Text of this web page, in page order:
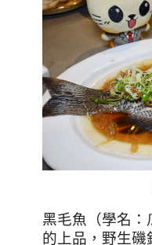
黑毛魚（學名：
的上品，野生磯